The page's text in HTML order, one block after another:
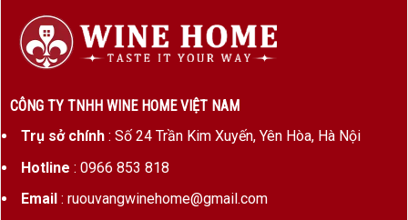
CÔNG TY TNHH WINE HOME VIỆT NAM
Trụ sở chính: Số 24 Trần Kim Xuyến, Yên Hòa, Hà Nội
Hotline : 0966 853 818
Email : ruouvangwinehome@gmail.com